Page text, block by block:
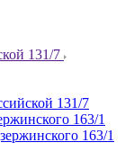
131/7
131/7
163/1
163/1